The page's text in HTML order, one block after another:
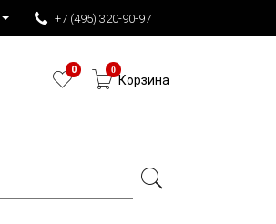
+7 (495) 320-90-97
0 0
Корзина